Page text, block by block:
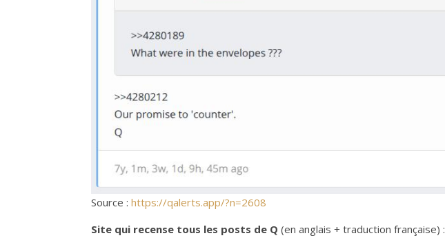
Source : https://qalerts.app/?n=2608
Site qui recense tous les posts de Q (en anglais + traduction française) :